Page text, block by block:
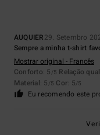
AUQUIER29. Setembro
Sempre a minha t-shirt
Mostrar original - Francês
Conforto: 5 /5 Relação
Material: 5 /5 Cor: 5/5
Eu recomendo este